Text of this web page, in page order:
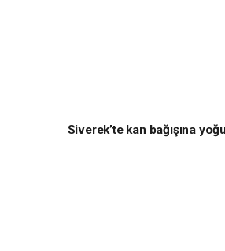
Siverek’te kan bağışına